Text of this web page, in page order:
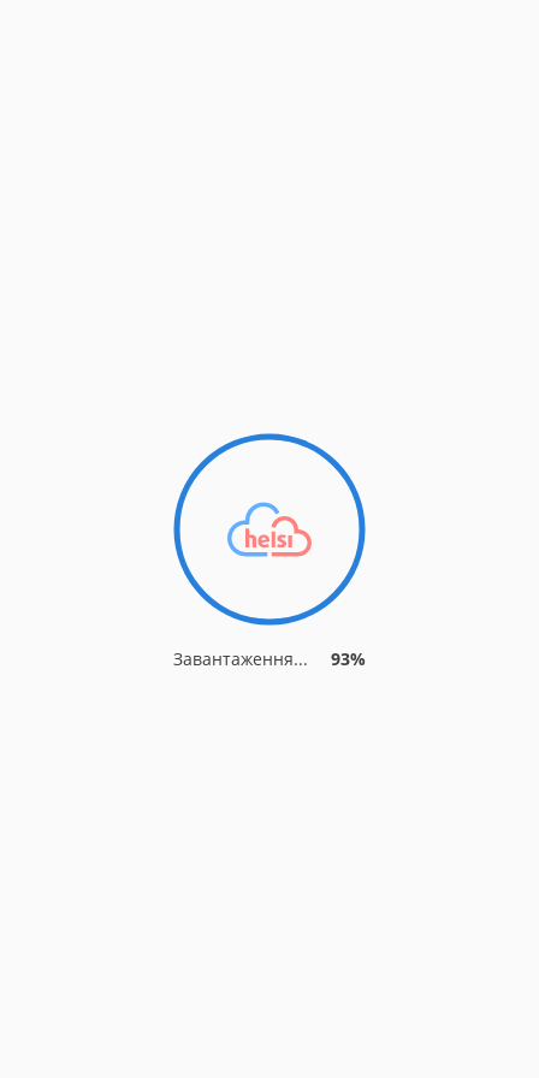
Завантаження... 93%